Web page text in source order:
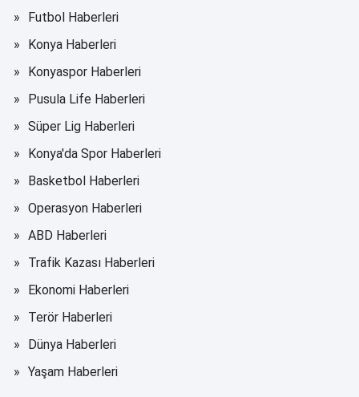
Futbol Haberleri
Konya Haberleri
Konyaspor Haberleri
Pusula Life Haberleri
Süper Lig Haberleri
Konya'da Spor Haberleri
Basketbol Haberleri
Operasyon Haberleri
ABD Haberleri
Trafik Kazası Haberleri
Ekonomi Haberleri
Terör Haberleri
Dünya Haberleri
Yaşam Haberleri